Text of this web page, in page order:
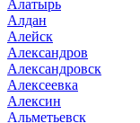
Алатырь
Алдан
Алейск
Александров
Александровск
Алексеевка
Алексин
Альметьевск